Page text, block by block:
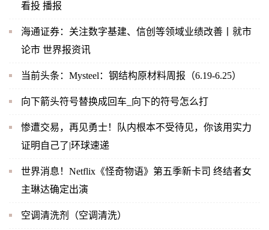
看投 播报
海通证券：关注数字基建、信创等领域业绩改善丨就市
论市 世界报资讯
当前头条：Mysteel：钢结构原材料周报（6.19-6.25）
向下箭头符号替换成回车_向下的符号怎么打
惨遭交易，再见勇士！队内根本不受待见，你该用实力
证明自己了|环球速递
世界消息！Netflix《怪奇物语》第五季新卡司 终结者女
主琳达确定出演
空调清洗剂（空调清洗）